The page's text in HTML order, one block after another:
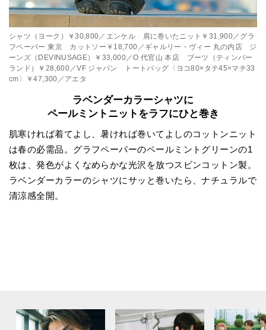
シャツ（ヨーク）￥30,800／エンケル 肩に巻いたニット￥31,900／グラ
フペーパー 東京 カットソー￥18,700／ギャルリー・ヴィー 丸の内店 ジ
ーンズ（DEVINUSAGE）￥33,000／O 代官山 本店 ブーツ（ティンバー
ランド）￥28,600／VF ジャパン トートバッグ〈ヨコ80×タテ45×マチ33
cm〉￥47,300／アエタ
ラベンダーカラーシャツに
ペールミントニットをラフにひと巻き
肌寒ければ着てよし、暑ければ巻いてよしのコットンニット
は春の必需品。グラフペーパーのペールミントグリーンの1
枚は、発色がよくなめらかな光沢を放つスビンコットン製。
ラベンダーカラーのシャツにサッと巻いたら、ナチュラルで
清涼感全開。